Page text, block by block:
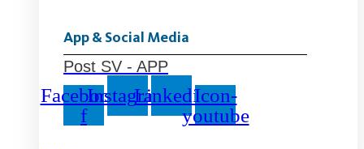
App & Social Media
Post SV - APP
Facebook-
f
InstagramLinkedinIcon-
youtube